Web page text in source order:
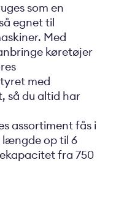
som en
egnet til
Med
køretøjer
med
så du altid har
assortiment fås i
længde op til 6
fra 750